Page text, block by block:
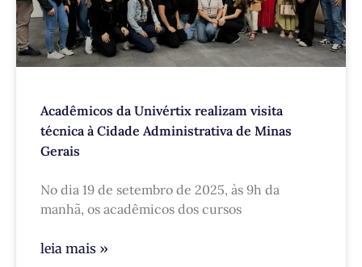
Acadêmicos da Univértix realizam visita
técnica à Cidade Administrativa de Minas
Gerais
No dia 19 de setembro de 2025, às 9h da
manhã, os acadêmicos dos cursos
leia mais »